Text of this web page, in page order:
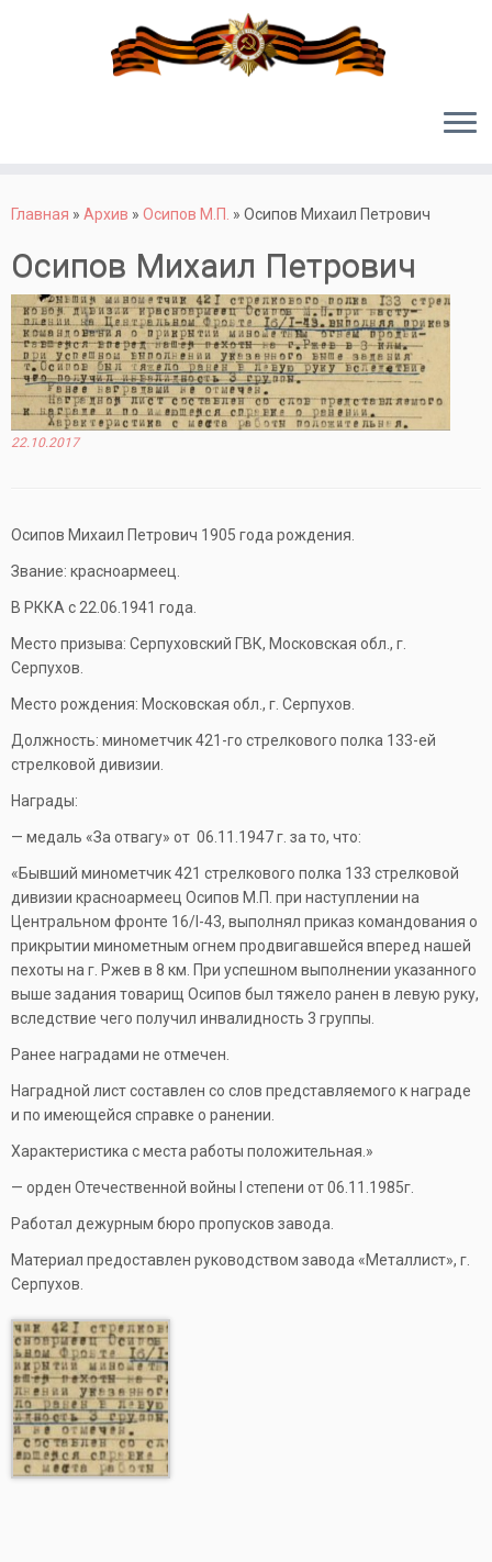
Главная » Архив » Осипов М.П. » Осипов Михаил Петрович
Осипов Михаил Петрович
22.10.2017
Осипов Михаил Петрович 1905 года рождения.
Звание: красноармеец.
В РККА с 22.06.1941 года.
Место призыва: Серпуховский ГВК, Московская обл., г.
Серпухов.
Место рождения: Московская обл., г. Серпухов.
Должность: минометчик 421-го стрелкового полка 133-ей
стрелковой дивизии.
Награды:
— медаль «За отвагу» от 06.11.1947 г. за то, что:
«Бывший минометчик 421 стрелкового полка 133 стрелковой
дивизии красноармеец Осипов М.П. при наступлении на
Центральном фронте 16/I-43, выполнял приказ командования о
прикрытии минометным огнем продвигавшейся вперед нашей
пехоты на г. Ржев в 8 км. При успешном выполнении указанного
выше задания товарищ Осипов был тяжело ранен в левую руку,
вследствие чего получил инвалидность 3 группы.
Ранее наградами не отмечен.
Наградной лист составлен со слов представляемого к награде
и по имеющейся справке о ранении.
Характеристика с места работы положительная.»
— орден Отечественной войны I степени от 06.11.1985г.
Работал дежурным бюро пропусков завода.
Материал предоставлен руководством завода «Металлист», г.
Серпухов.